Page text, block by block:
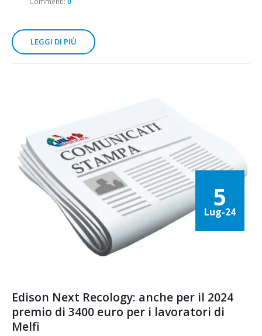
LEGGI DI PIÙ
5
Lug-24
Edison Next Recology: anche per il 2024
premio di 3400 euro per i lavoratori di
Melfi